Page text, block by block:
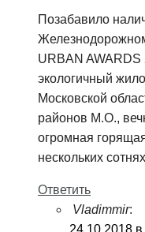
Позабавило
URBAN
экологичный
Московской
районов М.О.,
огромная
нескольких
Ответить
Vladimmir: